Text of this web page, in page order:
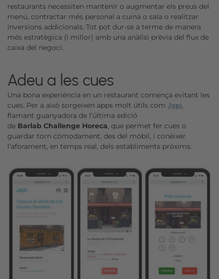
restaurants necessiten mantenir o augmentar els preus del
menú, contractar més personal a cuina o sala o realitzar
inversions addicionals. Tot pot dur-se a terme de manera
més estratègica (i millor) amb una anàlisi prèvia del flux de
caixa del negoci.
Adeu a les cues
Una bona experiència en un restaurant comença evitant les
cues. Per a això sorgeixen apps molt útils com Japi,
flamant guanyadora de l’última edició
de Barlab Challenge Horeca, que permet fer cues o
guardar torn còmodament, des del mòbil, i conèixer
l’aforament, en temps real, dels establiments pròxims: